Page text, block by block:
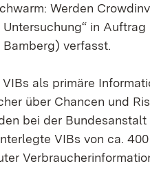
Werden
in Auftrag
verfasst.
als primäre
über Chancen und
bei der Bundesanstalt
VIBs von ca.